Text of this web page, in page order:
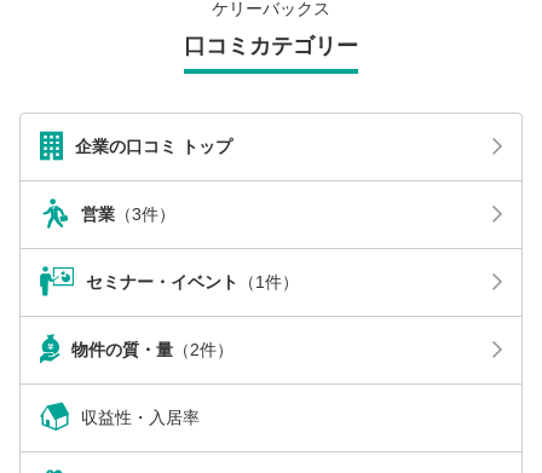
ケリーバックス
口コミカテゴリー
企業の口コミ トップ
営業 （3件）
セミナー・イベント （1件）
物件の質・量 （2件）
収益性・入居率